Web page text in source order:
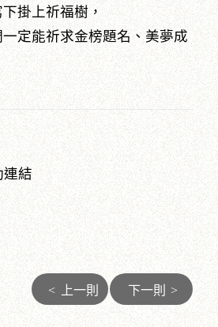
掛上祈福樹，
定能祈求金榜題名、美夢成
連結
< 上一則 下一則 >